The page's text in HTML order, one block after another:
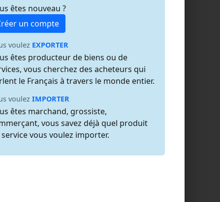
êtes nouveau ?
un compte
voulez EXPORTER
êtes producteur de biens ou de
vous cherchez des acheteurs qui
le Français à travers le monde entier.
voulez IMPORTER
êtes marchand, grossiste,
vous savez déjà quel produit
vous voulez importer.